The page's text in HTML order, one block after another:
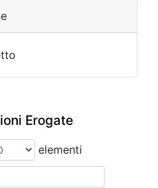
Erogate
elementi